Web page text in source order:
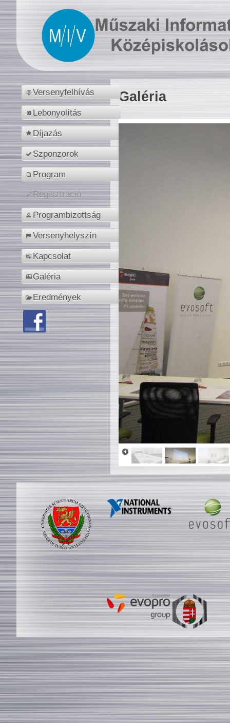
Versenyfelhívás
Lebonyolítás
Díjazás
Szponzorok
Program
Regisztráció
Programbizottság
Versenyhelyszín
Kapcsolat
Galéria
Eredmények
Galéria